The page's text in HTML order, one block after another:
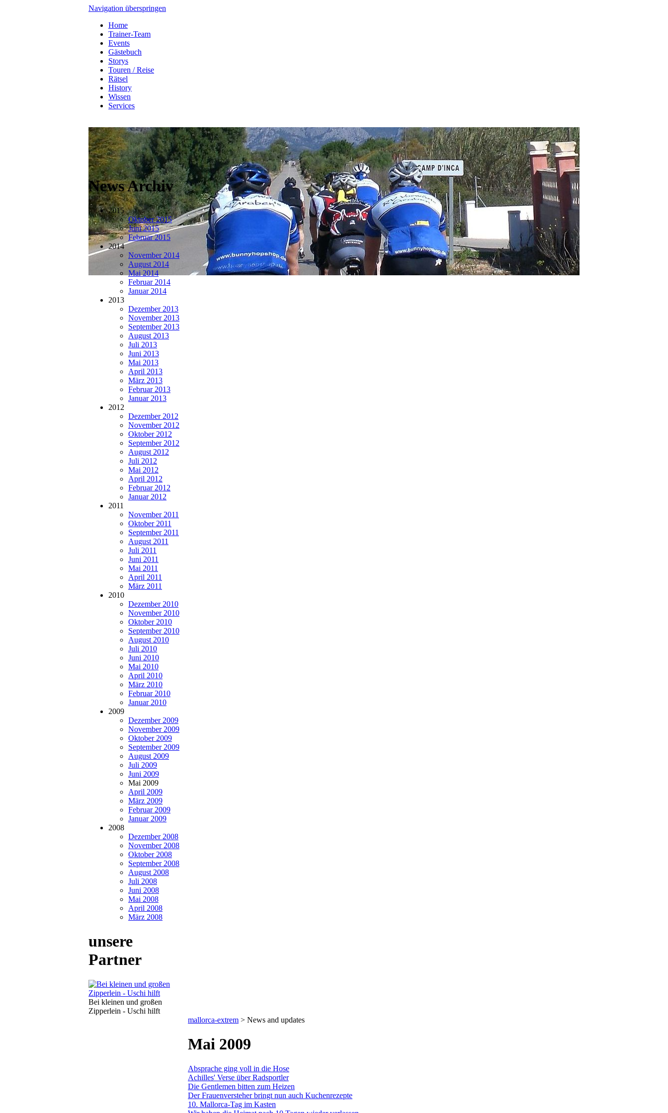
Navigation überspringen
Home
Trainer-Team
Events
Gästebuch
Storys
Touren / Reise
Rätsel
History
Wissen
Services
News Archiv
2015
Oktober 2015
Juni 2015
Februar 2015
2014
November 2014
August 2014
Mai 2014
Februar 2014
Januar 2014
2013
Dezember 2013
November 2013
September 2013
August 2013
Juli 2013
Juni 2013
Mai 2013
April 2013
März 2013
Februar 2013
Januar 2013
2012
Dezember 2012
November 2012
Oktober 2012
September 2012
August 2012
Juli 2012
Mai 2012
April 2012
Februar 2012
Januar 2012
2011
November 2011
Oktober 2011
September 2011
August 2011
Juli 2011
Juni 2011
Mai 2011
April 2011
März 2011
2010
Dezember 2010
November 2010
Oktober 2010
September 2010
August 2010
Juli 2010
Juni 2010
Mai 2010
April 2010
März 2010
Februar 2010
Januar 2010
2009
Dezember 2009
November 2009
Oktober 2009
September 2009
August 2009
Juli 2009
Juni 2009
Mai 2009
April 2009
März 2009
Februar 2009
Januar 2009
2008
Dezember 2008
November 2008
Oktober 2008
September 2008
August 2008
Juli 2008
Juni 2008
Mai 2008
April 2008
März 2008
unsere
Partner
Bei kleinen und großen
Zipperlein - Uschi hilft
mallorca-extrem > News and updates
Mai 2009
Absprache ging voll in die Hose
Achilles' Verse über Radsportler
Die Gentlemen bitten zum Heizen
Der Frauenversteher bringt nun auch Kuchenrezepte
10. Mallorca-Tag im Kasten